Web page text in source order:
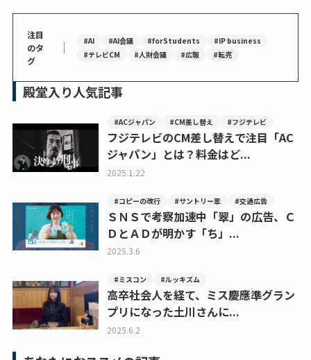
注目
のタ
グ
｜ #AI #AI会議 #forStudents
#IP business
#テレビCM
#人財会議 #広報 #転売
殿堂入り人気記事
#ACジャパン #CM差し替え #フジテレビ
フジテレビのCM差し替えで注目「AC
ジャパン」とは？料金はど...
2025.1.22
#コピーの改行 #サントリー翠 #交通広告
ＳＮＳで考察加速中「翠」の広告、Ｃ
ＤとＡＤが明かす「ち」...
2025.3.6
#ミスコン #ルッキズム
高卒社会人を経て、ミス慶應準グラン
プリになった土川さんに...
2025.6.2